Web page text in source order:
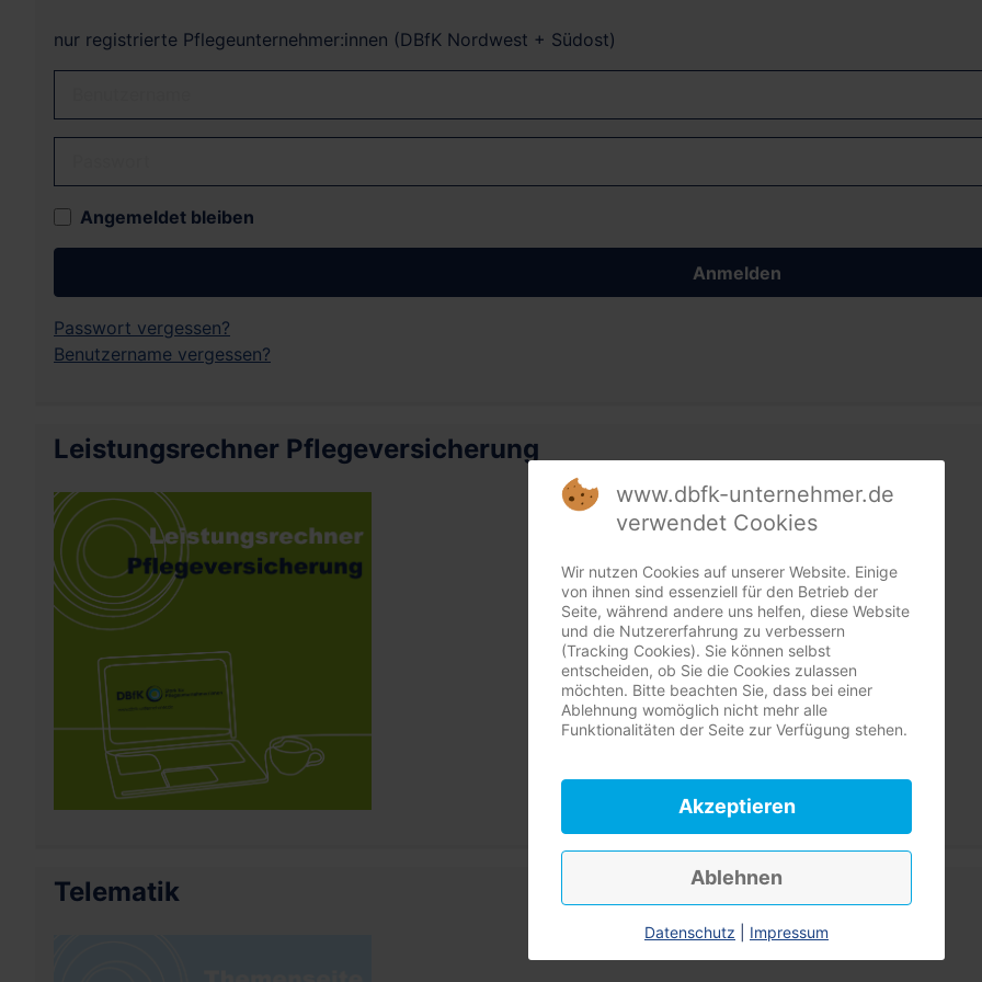
nur registrierte Pflegeunternehmer:innen (DBfK Nordwest + Südost)
Angemeldet bleiben
Anmelden
Passwort vergessen?
Benutzername vergessen?
Leistungsrechner Pflegeversicherung
Telematik
www.dbfk-unternehmer.de
verwendet Cookies
Wir nutzen Cookies auf unserer Website. Einige
von ihnen sind essenziell für den Betrieb der
Seite, während andere uns helfen, diese Website
und die Nutzererfahrung zu verbessern
(Tracking Cookies). Sie können selbst
entscheiden, ob Sie die Cookies zulassen
möchten. Bitte beachten Sie, dass bei einer
Ablehnung womöglich nicht mehr alle
Funktionalitäten der Seite zur Verfügung stehen.
Akzeptieren
Ablehnen
Datenschutz Impressum